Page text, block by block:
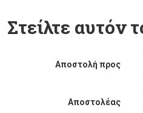
Στείλτε αυτόν
Αποστολή προς
Αποστολέας